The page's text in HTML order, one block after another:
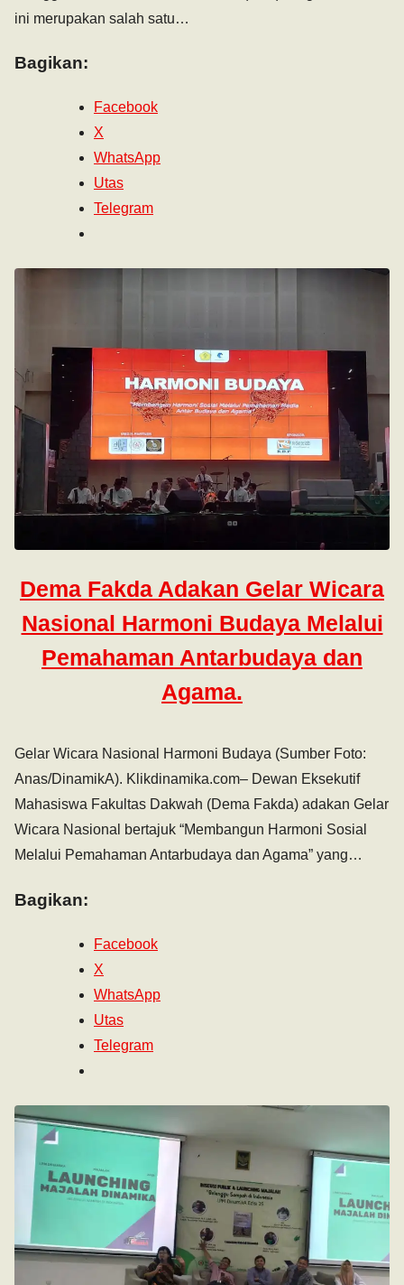
ini merupakan salah satu…
Bagikan:
Facebook
X
WhatsApp
Utas
Telegram
Dema Fakda Adakan Gelar Wicara
Nasional Harmoni Budaya Melalui
Pemahaman Antarbudaya dan
Agama.
Gelar Wicara Nasional Harmoni Budaya (Sumber Foto:
Anas/DinamikA). Klikdinamika.com– Dewan Eksekutif
Mahasiswa Fakultas Dakwah (Dema Fakda) adakan Gelar
Wicara Nasional bertajuk “Membangun Harmoni Sosial
Melalui Pemahaman Antarbudaya dan Agama” yang…
Bagikan:
Facebook
X
WhatsApp
Utas
Telegram